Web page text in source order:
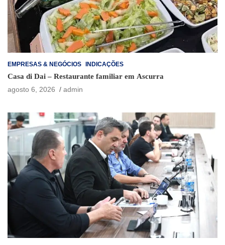
EMPRESAS & NEGÓCIOS INDICAÇÕES
Casa di Dai – Restaurante familiar em Ascurra
agosto 6, 2026
admin